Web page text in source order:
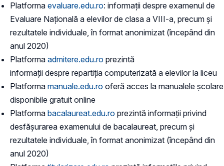
Platforma evaluare.edu.ro: informații despre examenul de
Evaluare Națională a elevilor de clasa a VIII-a, precum și
rezultatele individuale, în format anonimizat (începând din
anul 2020)
Platforma admitere.edu.ro prezintă
informații despre repartiția computerizată a elevilor la liceu
Platforma manuale.edu.ro oferă acces la manualele școlare
disponibile gratuit online
Platforma bacalaureat.edu.ro prezintă informații privind
desfășurarea examenului de bacalaureat, precum și
rezultatele individuale, în format anonimizat (începând din
anul 2020)